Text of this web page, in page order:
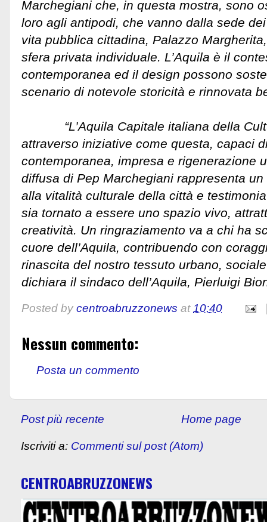
Marchegiani che, in questa mostra, sono
loro agli antipodi, che vanno dalla sede
vita pubblica cittadina, Palazzo
sfera privata individuale. L’Aquila è il
contemporanea ed il design possono
scenario di notevole storicità e rinnovata
“L’Aquila Capitale italiana della
attraverso iniziative come questa, capaci
contemporanea, impresa e rigenerazione
diffusa di Pep Marchegiani rappresenta
alla vitalità culturale della città e
sia tornato a essere uno spazio vivo,
creatività. Un ringraziamento va a chi ha
cuore dell’Aquila, contribuendo con
rinascita del nostro tessuto urbano,
dichiara il sindaco dell’Aquila, Pierluigi
Posted by centroabruzzonews at10:40
Nessun commento:
Posta un commento
Post più recente Home page
Iscriviti a: Commenti sul post (Atom)
CENTROABRUZZONEWS